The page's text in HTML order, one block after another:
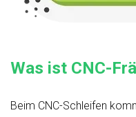
Was ist CNC-
Beim CNC-Schleifen